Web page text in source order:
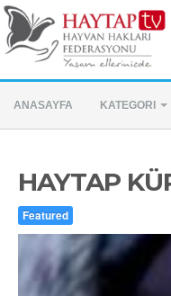
ANASAYFA KATEGORI
HAYTAP
Featured